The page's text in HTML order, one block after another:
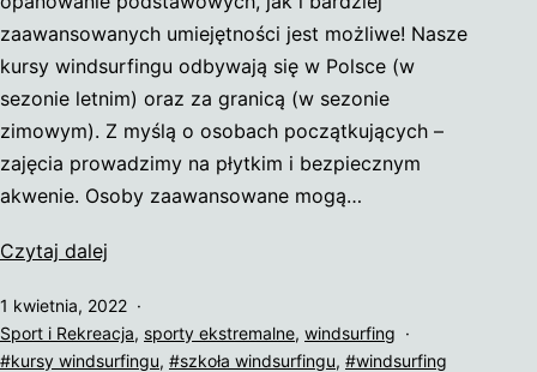
zaawansowanych umiejętności jest możliwe! Nasze
kursy windsurfingu odbywają się w Polsce (w
sezonie letnim) oraz za granicą (w sezonie
zimowym). Z myślą o osobach początkujących –
zajęcia prowadzimy na płytkim i bezpiecznym
akwenie. Osoby zaawansowane mogą…
Czytaj dalej
windsurfingu
FunSurf
Opublikowano
1 kwietnia, 2022
Umieszczono
w
Sport i Rekreacja, sporty ekstremalne, windsurfing
Tagi
kursy windsurfingu, szkoła windsurfingu, windsurfing